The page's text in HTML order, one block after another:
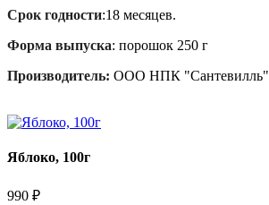
Срок годности:18 месяцев.
Форма выпуска: порошок 250 г
Производитель: ООО НПК "Сантевилль"
Яблоко, 100г
990 ₽